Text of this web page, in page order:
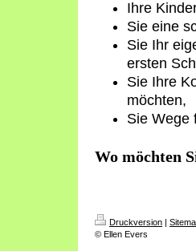
Ihre
Sie eine
Sie Ihr
ersten
Sie Ihre
möchten,
Sie Wege
Wo möchten
Druckversion |
© Ellen Evers